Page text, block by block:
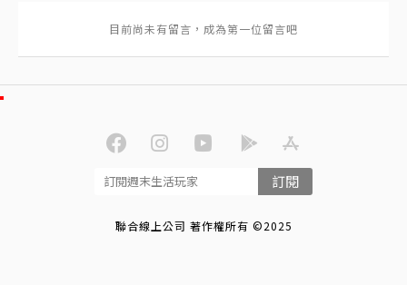
訂閱
聯合線上公司 著作權所有 ©2025